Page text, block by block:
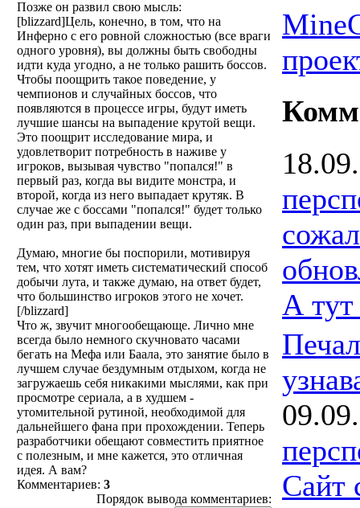
Позже он развил свою мысль:
[blizzard]Цель, конечно, в том, что на
Инферно с его ровной сложностью (все враги
одного уровня), вы должны быть свободны
идти куда угодно, а не только рашить боссов.
Чтобы поощрить такое поведение, у
чемпионов и случайных боссов, что
появляются в процессе игры, будут иметь
лучшие шансы на выпадение крутой вещи.
Это поощрит исследование мира, и
удовлетворит потребность в наживе у
игроков, вызывая чувство "попался!" в
первый раз, когда вы видите монстра, и
второй, когда из него выпадает крутяк. В
случае же с боссами "попался!" будет только
один раз, при выпадении вещи.
Думаю, многие бы поспорили, мотивируя
тем, что хотят иметь систематический способ
добычи лута, и также думаю, на ответ будет,
что большинство игроков этого не хочет.
[/blizzard]
Что ж, звучит многообещающе. Лично мне
всегда было немного скучновато часами
бегать на Мефа или Баала, это занятие было в
лучшем случае бездумным отдыхом, когда не
загружаешь себя никакими мыслями, как при
просмотре сериала, а в худшем -
утомительной рутиной, необходимой для
дальнейшего фана при прохождении. Теперь
разработчики обещают совместить приятное
с полезным, и мне кажется, это отличная
идея. А вам?
Комментариев: 3
Порядок вывода комментариев:
А
Сайт